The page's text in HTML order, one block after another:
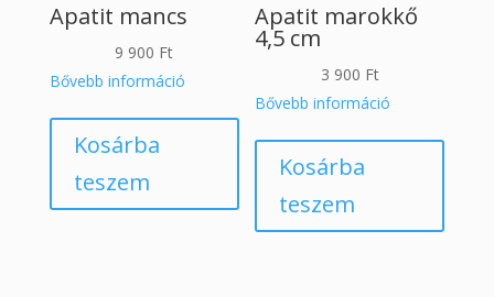
Apatit mancs
9 900 Ft
Bővebb információ
Kosárba
teszem
Apatit marokkő
4,5 cm
3 900 Ft
Bővebb információ
Kosárba
teszem